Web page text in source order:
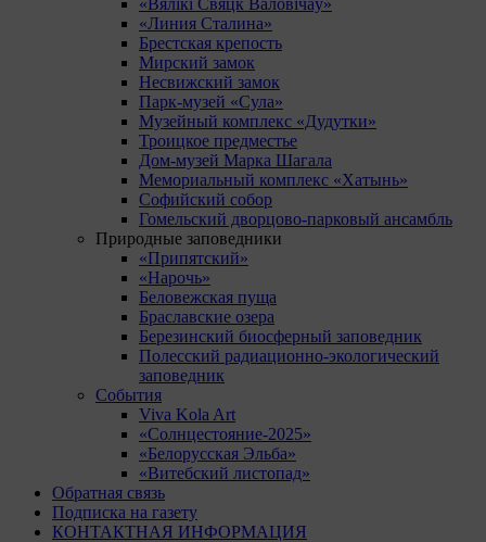
«Вялікі Свяцк Валовічаў»
«Линия Сталина»
Брестская крепость
Мирский замок
Несвижский замок
Парк-музей «Сула»
Музейный комплекс «Дудутки»
Троицкое предместье
Дом-музей Марка Шагала
Мемориальный комплекс «Хатынь»
Софийский собор
Гомельский дворцово-парковый ансамбль
Природные заповедники
«Припятский»
«Нарочь»
Беловежская пуща
Браславские озера
Березинский биосферный заповедник
Полесский радиационно-экологический
заповедник
События
Viva Kola Art
«Солнцестояние-2025»
«Белорусская Эльба»
«Витебский листопад»
Обратная связь
Подписка на газету
КОНТАКТНАЯ ИНФОРМАЦИЯ